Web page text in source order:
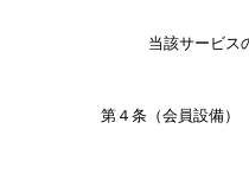
当該サービス
第４条（会員設備）